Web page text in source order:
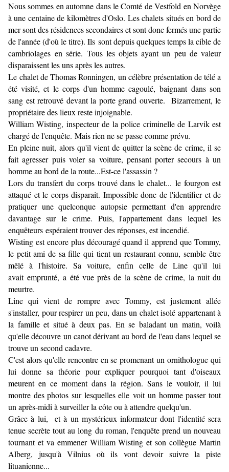
Nous sommes en automne dans le Comté de Vestfold en Norvège
à une centaine de kilomètres d'Oslo. Les chalets situés en bord de
mer sont des résidences secondaires et sont donc fermés une partie
de l'année (d'où le titre). Ils sont depuis quelques temps la cible de
cambriolages en série. Tous les objets ayant un peu de valeur
disparaissent les uns après les autres.
Le chalet de Thomas Ronningen, un célèbre présentation de télé a
été visité, et le corps d'un homme cagoulé, baignant dans son
sang est retrouvé devant la porte grand ouverte. Bizarrement, le
propriétaire des lieux reste injoignable.
William Wisting, inspecteur de la police criminelle de Larvik est
chargé de l'enquête. Mais rien ne se passe comme prévu.
En pleine nuit, alors qu'il vient de quitter la scène de crime, il se
fait agresser puis voler sa voiture, pensant porter secours à un
homme au bord de la route...Est-ce l'assassin ?
Lors du transfert du corps trouvé dans le chalet... le fourgon est
attaqué et le corps disparait. Impossible donc de l'identifier et de
pratiquer une quelconque autopsie permettant d'en apprendre
davantage sur le crime. Puis, l'appartement dans lequel les
enquêteurs espéraient trouver des réponses, est incendié.
Wisting est encore plus découragé quand il apprend que Tommy,
le petit ami de sa fille qui tient un restaurant connu, semble être
mêlé à l'histoire. Sa voiture, enfin celle de Line qu'il lui
avait emprunté, a été vue près de la scène de crime, la nuit du
meurtre.
Line qui vient de rompre avec Tommy, est justement allée
s'installer, pour respirer un peu, dans un chalet isolé appartenant à
la famille et situé à deux pas. En se baladant un matin, voilà
qu'elle découvre un canot dérivant au bord de l'eau dans lequel se
trouve un second cadavre.
C'est alors qu'elle rencontre en se promenant un ornithologue qui
lui donne sa théorie pour expliquer pourquoi tant d'oiseaux
meurent en ce moment dans la région. Sans le vouloir, il lui
montre des photos sur lesquelles elle voit un homme passer tout
un après-midi à surveiller la côte ou à attendre quelqu'un.
Grâce à lui, et à un mystérieux informateur dont l'identité sera
tenue secrète tout au long du roman, l'enquête prend un nouveau
tournant et va emmener William Wisting et son collègue Martin
Alberg, jusqu'à Vilnius où ils vont devoir suivre la piste
lituanienne...